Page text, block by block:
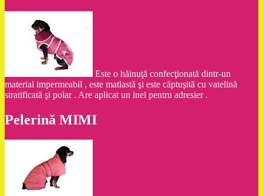
Este o hăinuţă confecţionată dintr-un
material impermeabil , este matlastă şi este căptuşită cu vatelină
stratificată şi polar . Are aplicat un inel pentru adresier .
Pelerină MIMI